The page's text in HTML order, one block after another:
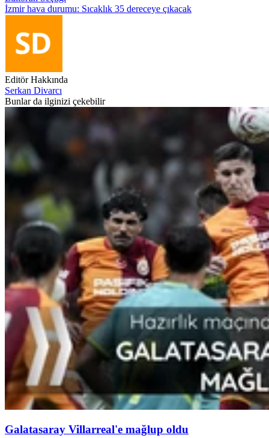
İzmir hava durumu: Sıcaklık 35 dereceye çıkacak
Editör Hakkında
Serkan Divarcı
Bunlar da ilginizi çekebilir
Galatasaray Villarreal'e mağlup oldu